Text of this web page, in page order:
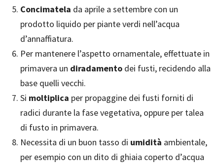
Concimatela da aprile a settembre con un
prodotto liquido per piante verdi nell’acqua
d’annaffiatura.
Per mantenere l’aspetto ornamentale, effettuate in
primavera un diradamento dei fusti, recidendo alla
base quelli vecchi.
Si moltiplica per propaggine dei fusti forniti di
radici durante la fase vegetativa, oppure per talea
di fusto in primavera.
Necessita di un buon tasso di umidità ambientale,
per esempio con un dito di ghiaia coperto d’acqua